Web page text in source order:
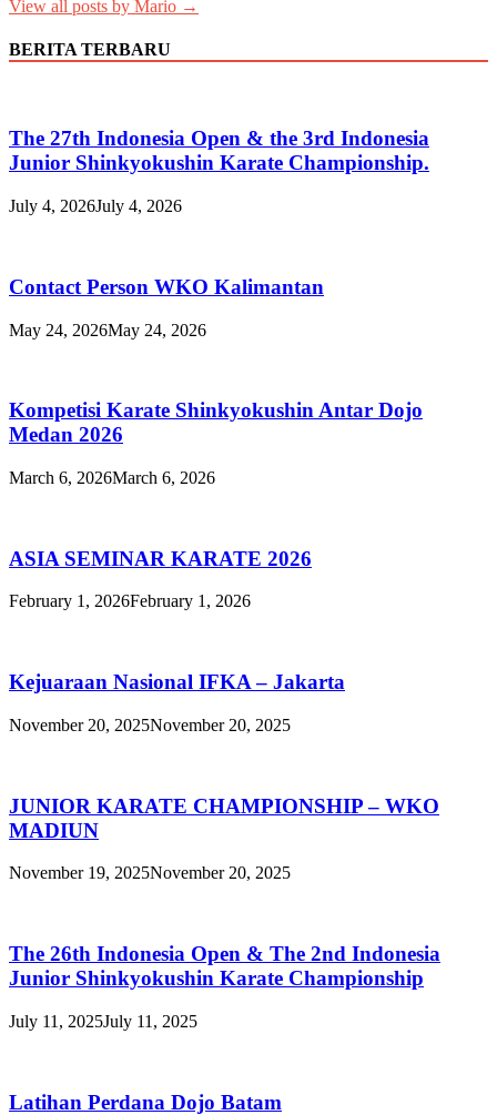
View all posts by Mario →
BERITA TERBARU
The 27th Indonesia Open & the 3rd Indonesia
Junior Shinkyokushin Karate Championship.
July 4, 2026July 4, 2026
Contact Person WKO Kalimantan
May 24, 2026May 24, 2026
Kompetisi Karate Shinkyokushin Antar Dojo
Medan 2026
March 6, 2026March 6, 2026
ASIA SEMINAR KARATE 2026
February 1, 2026February 1, 2026
Kejuaraan Nasional IFKA – Jakarta
November 20, 2025November 20, 2025
JUNIOR KARATE CHAMPIONSHIP – WKO
MADIUN
November 19, 2025November 20, 2025
The 26th Indonesia Open & The 2nd Indonesia
Junior Shinkyokushin Karate Championship
July 11, 2025July 11, 2025
Latihan Perdana Dojo Batam